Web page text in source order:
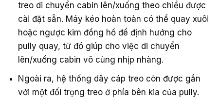
treo di chuyển cabin lên/xuống theo chiều được
cài đặt sẵn. Máy kéo hoàn toàn có thể quay xuôi
hoặc ngược kim đồng hồ để định hướng cho
pully quay, từ đó giúp cho việc di chuyển
lên/xuống cabin vô cùng nhịp nhàng.
Ngoài ra, hệ thống dây cáp treo còn được gắn
với một đối trọng treo ở phía bên kia của pully.